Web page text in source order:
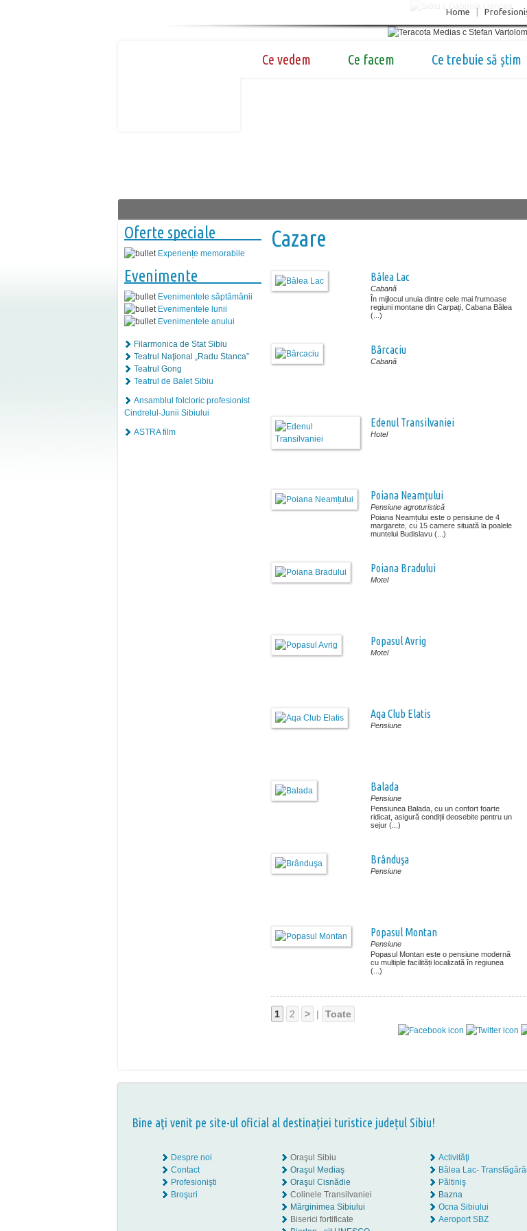
Home
Ce vedem Ce facem Ce trebuie să știm
Oferte speciale
Experiențe memorabile
Evenimente
Evenimentele săptămânii
Evenimentele lunii
Evenimentele anului
Filarmonica de Stat Sibiu
Teatrul Naţional „Radu Stanca”
Teatrul Gong
Teatrul de Balet Sibiu
Ansamblul folcloric profesionist
Cindrelul-Junii Sibiului
ASTRA film
Cazare
Bâlea Lac
Cabană
În mijlocul unuia dintre cele mai frumoase
regiuni montane din Carpați, Cabana Bâlea
(...)
Bârcaciu
Cabană
Edenul Transilvaniei
Hotel
Poiana Neamțului
Pensiune agroturistică
Poiana Neamțului este o pensiune de 4
margarete, cu 15 camere situată la poalele
muntelui Budislavu (...)
Poiana Bradului
Motel
Popasul Avrig
Motel
Aqa Club Elatis
Pensiune
Balada
Pensiune
Pensiunea Balada, cu un confort foarte
ridicat, asigură condiții deosebite pentru un
sejur (...)
Brânduşa
Pensiune
Popasul Montan
Pensiune
Popasul Montan este o pensiune modernă
cu multiple facilități localizată în regiunea
(...)
1 2 > | Toate
Bine aţi venit pe site-ul oficial al destinației turistice județul Sibiu!
Despre noi
Contact
Profesionişti
Broşuri
Oraşul Sibiu
Oraşul Mediaş
Oraşul Cisnădie
Colinele Transilvaniei
Mărginimea Sibiului
Biserici fortificate
Activităţi
Bâlea Lac-
Păltiniş
Bazna
Ocna Sibiului
Aeroport SBZ